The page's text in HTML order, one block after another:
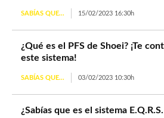
SABÍAS QUE... 15/02/2023 16:30h
¿Qué es el PFS de Shoei? ¡Te
este sistema!
SABÍAS QUE... 03/02/2023 10:30h
¿Sabías que es el sistema